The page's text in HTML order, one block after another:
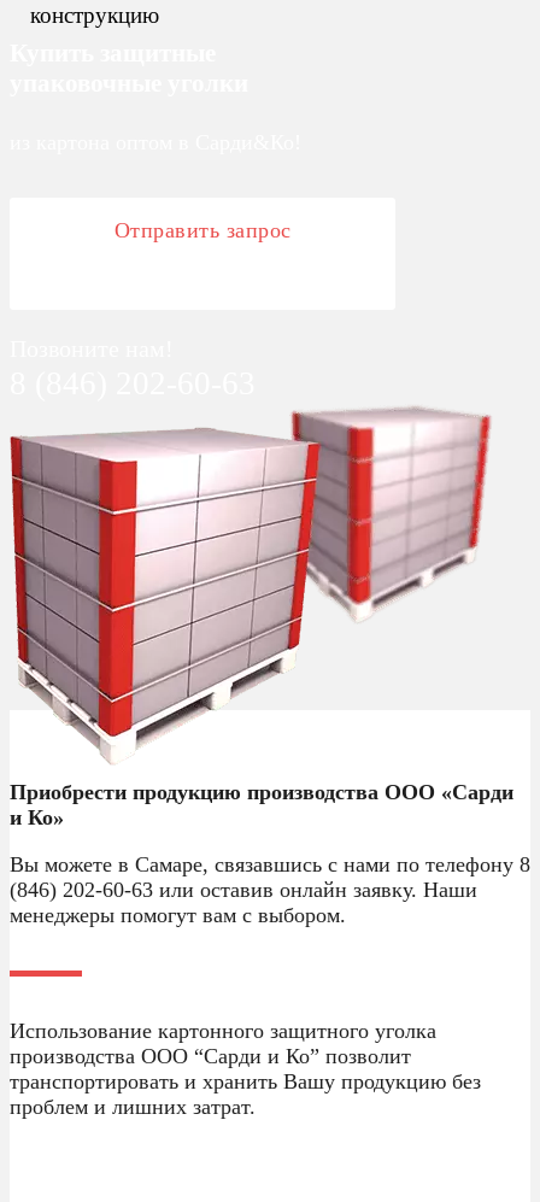
Отправить запрос
Приобрести продукцию производства ООО «Сарди
и Ко»
Вы можете в Самаре, связавшись с нами по телефону 8
(846) 202-60-63 или оставив онлайн заявку. Наши
менеджеры помогут вам с выбором.
Использование картонного защитного уголка
производства ООО “Сарди и Ко” позволит
транспортировать и хранить Вашу продукцию без
проблем и лишних затрат.